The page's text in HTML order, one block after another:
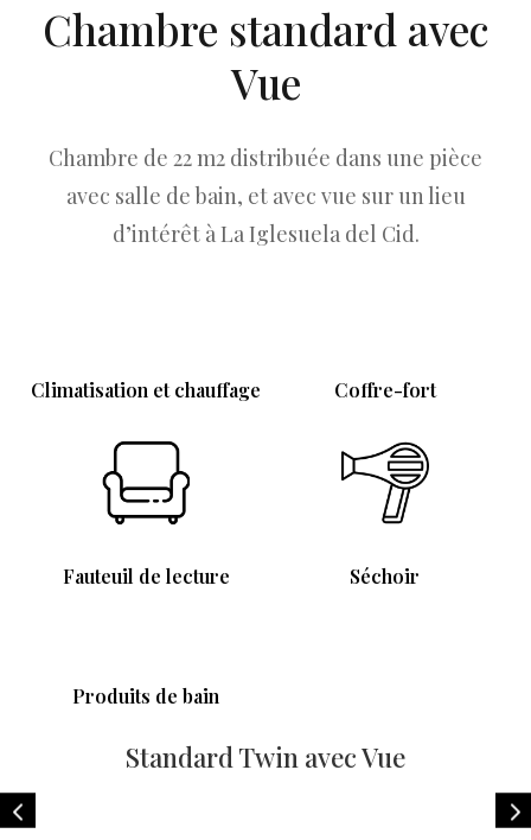
Chambre standard avec
Vue
Chambre de 22 m2 distribuée dans une pièce
avec salle de bain, et avec vue sur un lieu
d’intérêt à La Iglesuela del Cid.
Climatisation et chauffage Coffre-fort
Fauteuil de lecture Séchoir
Produits de bain
Standard Twin avec Vue